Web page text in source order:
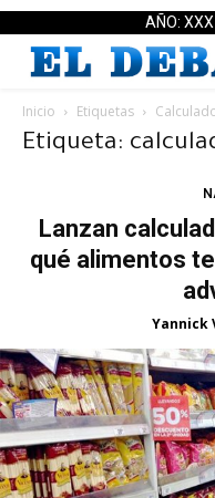
AÑO: XXX
Inicio Etiquetas
Etiqueta:
Lanzan
qué alimentos
Yannick